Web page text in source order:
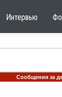
Интервью
Сообщения за